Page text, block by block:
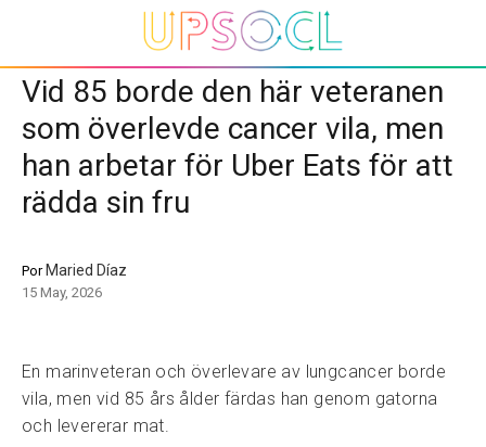
Vid 85 borde den här veteranen
som överlevde cancer vila, men
han arbetar för Uber Eats för att
rädda sin fru
Por Maried Díaz
15 May, 2026
En marinveteran och överlevare av lungcancer borde
vila, men vid 85 års ålder färdas han genom gatorna
och levererar mat.